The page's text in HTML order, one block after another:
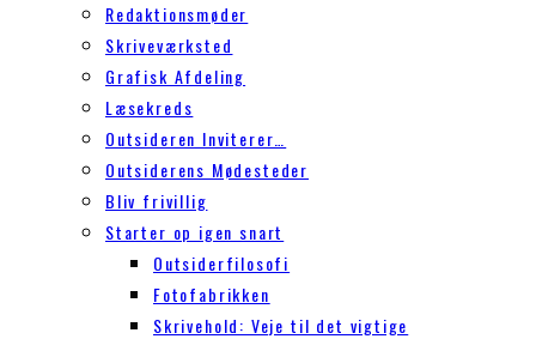
Redaktionsmøder
Skriveværksted
Grafisk Afdeling
Læsekreds
Outsideren Inviterer…
Outsiderens Mødesteder
Bliv frivillig
Starter op igen snart
Outsiderfilosofi
Fotofabrikken
Skrivehold: Veje til det vigtige